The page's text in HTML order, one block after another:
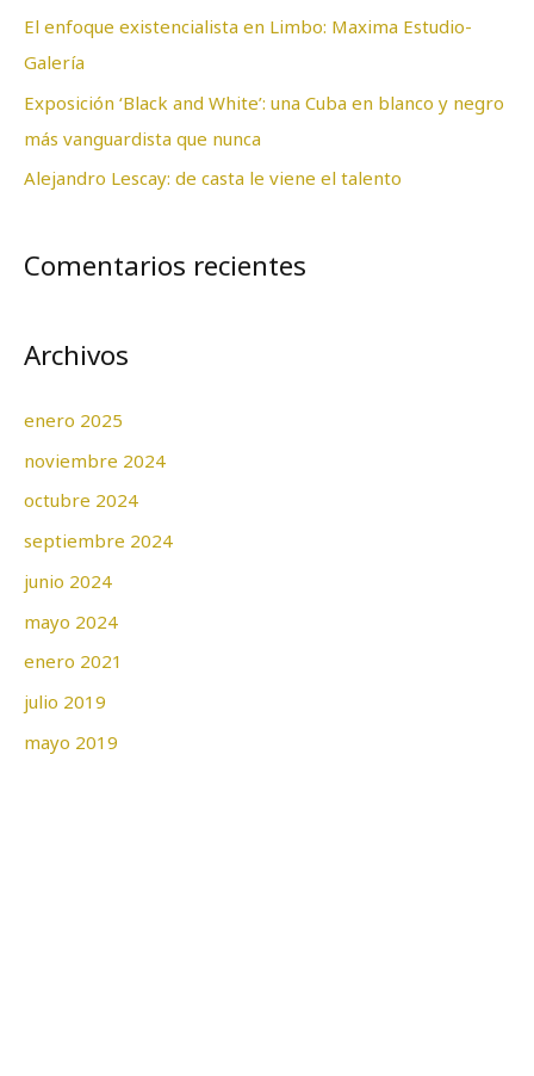
r
:
El enfoque existencialista en Limbo: Maxima Estudio-
Galería
Exposición ‘Black and White’: una Cuba en blanco y negro
más vanguardista que nunca
Alejandro Lescay: de casta le viene el talento
Comentarios recientes
Archivos
enero 2025
noviembre 2024
octubre 2024
septiembre 2024
junio 2024
mayo 2024
enero 2021
julio 2019
mayo 2019